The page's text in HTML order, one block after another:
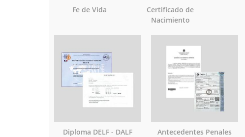
Fe de Vida
Certificado de
Nacimiento
Diploma DELF - DALF Antecedentes Penales